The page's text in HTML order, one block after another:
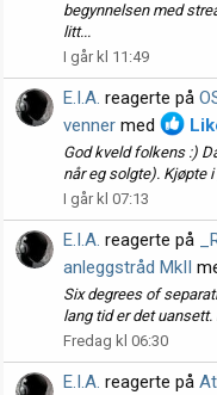
begynnelsen med
litt...
I går kl 11:49
E.I.A. reagerte på
venner med
God kveld folkens :)
når eg solgte). Kjøpte
I går kl 07:13
E.I.A. reagerte på
anleggstråd MkII
Six degrees of
lang tid er det
Fredag kl 06:30
E.I.A. reagerte på